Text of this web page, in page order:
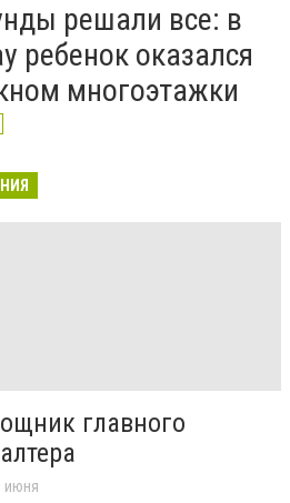
решали все: в
ребенок оказался
многоэтажки
главного
июня